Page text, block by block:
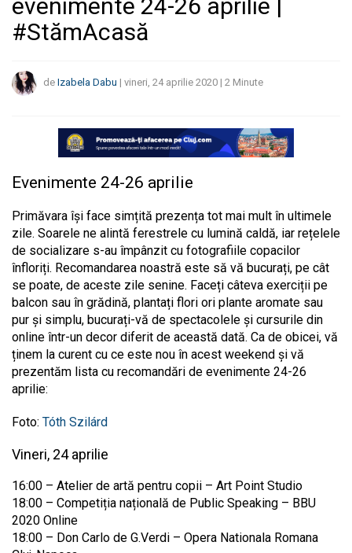
evenimente 24-26 aprilie |
#StămAcasă
de Izabela Dabu | vineri, 24 aprilie 2020 | 2 Minute
Evenimente 24-26 aprilie
Primăvara își face simțită prezența tot mai mult în ultimele
zile. Soarele ne alintă ferestrele cu lumină caldă, iar rețelele
de socializare s-au împânzit cu fotografiile copacilor
înfloriți. Recomandarea noastră este să vă bucurați, pe cât
se poate, de aceste zile senine. Faceți câteva exerciții pe
balcon sau în grădină, plantați flori ori plante aromate sau
pur și simplu, bucurați-vă de spectacolele și cursurile din
online într-un decor diferit de această dată. Ca de obicei, vă
ținem la curent cu ce este nou în acest weekend și vă
prezentăm lista cu recomandări de evenimente 24-26
aprilie:
Foto: Tóth Szilárd
Vineri, 24 aprilie
16:00 – Atelier de artă pentru copii – Art Point Studio
18:00 – Competiția națională de Public Speaking – BBU
2020 Online
18:00 – Don Carlo de G.Verdi – Opera Nationala Romana